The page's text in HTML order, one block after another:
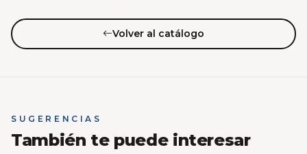
Volver al catálogo
SUGERENCIAS
También te puede interesar